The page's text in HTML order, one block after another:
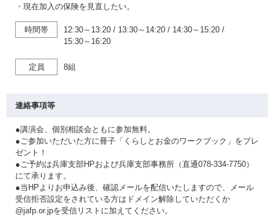
・現在加入の保険を見直したい。
時間帯 12:30～13:20 / 13:30～14:20 / 14:30～15:20 /
15:30～16:20
定員 8組
連絡事項等
●講演会、個別相談会ともに参加無料。
●ご参加いただいた方に冊子「くらしとお金のワークブック」をプレ
ゼント！
●ご予約は兵庫支部HPおよび兵庫支部事務所（直通078-334-7750）
にて承ります。
●当HPよりお申込み後、確認メールを配信いたしますので、メール
受信拒否設定をされている方はドメイン解除していただくか
@jafp.or.jpを受信リストに加えてください。